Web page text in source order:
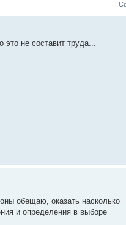
это не составит труда...
обещаю, оказать насколько
и определения в выборе